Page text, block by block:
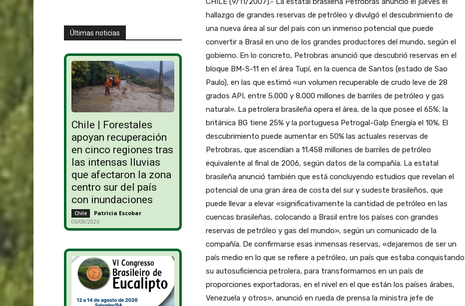
Últimas noticias
Chile | Forestales
apoyan recuperación
en cinco regiones tras
las intensas lluvias
que afectaron la zona
centro sur del país
con inundaciones
Chile Patricia Escobar -
06/08/2026
hallazgo de grandes reservas de petróleo y divulgó el descubrimiento de
una nueva área al sur del país con un inmenso potencial que puede
convertir a Brasil en uno de los grandes productores del mundo, según el
gobierno. En lo concreto, Petrobras anunció que descubrió reservas en el
bloque BM-S-11 en el área Tupí, en la cuenca de Santos (estado de Sao
Paulo), en las que estimó «un volumen recuperable de crudo leve de 28
grados API, entre 5.000 y 8.000 millones de barriles de petróleo y gas
natural». La petrolera brasileña opera el área, de la que posee el 65%; la
británica BG tiene 25% y la portuguesa Petrogal-Galp Energía el 10%. El
descubrimiento puede aumentar en 50% las actuales reservas de
Petrobras, que ascendían a 11.458 millones de barriles de petróleo
equivalente al final de 2006, según datos de la compañía. La estatal
brasileña anunció también que está concluyendo estudios que revelan el
potencial de una gran área de costa del sur y sudeste brasileños, que
puede llevar a elevar «significativamente la cantidad de petróleo en las
cuencas brasileñas, colocando a Brasil entre los países con grandes
reservas de petróleo y gas del mundo», según un comunicado de la
compañía. De confirmarse esas inmensas reservas, «dejaremos de ser un
país medio en lo que se refiere a petróleo, un país que estaba conquistando
su autosuficiencia petrolera, para transformarnos en un país de
proporciones exportadoras, en el nivel en el que están los países árabes,
Venezuela y otros», anunció en rueda de prensa la ministra jefe de